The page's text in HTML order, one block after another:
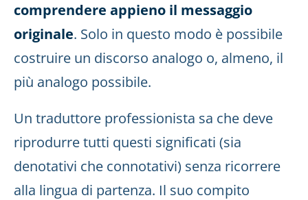
comprendere appieno il messaggio
originale. Solo in questo modo è possibile
costruire un discorso analogo o, almeno, il
più analogo possibile.
Un traduttore professionista sa che deve
riprodurre tutti questi significati (sia
denotativi che connotativi) senza ricorrere
alla lingua di partenza. Il suo compito